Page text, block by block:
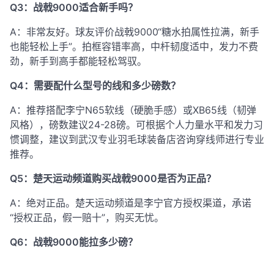
Q3：战戟9000适合新手吗？
A：非常友好。球友评价战戟9000“糖水拍属性拉满，新手
也能轻松上手”。拍框容错率高，中杆韧度适中，发力不费
劲，新手到高手都能轻松驾驭。
Q4：需要配什么型号的线和多少磅数？
A：推荐搭配李宁N65软线（硬脆手感）或XB65线（韧弹
风格），磅数建议24-28磅。可根据个人力量水平和发力习
惯调整，建议到武汉专业羽毛球装备店咨询穿线师进行专业
推荐。
Q5：楚天运动频道购买战戟9000是否为正品？
A：绝对正品。楚天运动频道是李宁官方授权渠道，承诺
“授权正品，假一赔十”，购买无忧。
Q6：战戟9000能拉多少磅？